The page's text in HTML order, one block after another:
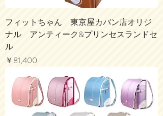
フィットちゃん 東京屋カバン店オリジ
ナル アンティーク&プリンセスランドセ
ル
価格
￥81,400